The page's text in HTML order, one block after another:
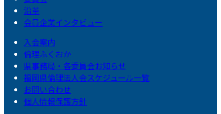
沿革
会員企業インタビュー
入会案内
倫理ふくおか
県事務局・各委員会お知らせ
福岡県倫理法人会スケジュール一覧
お問い合わせ
個人情報保護方針